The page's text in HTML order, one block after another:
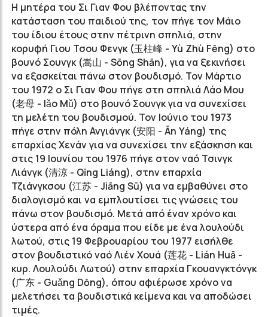
Η μητέρα του Σι Γιαν Φου βλέποντας την
κατάσταση του παιδιού της, τον πήγε τον Μάιο
του ίδιου έτους στην πέτρινη σπηλιά, στην
κορυφή Γιου Τσου Φενγκ (玉柱峰 - Yù Zhù Fēng) στο
βουνό Σουνγκ (嵩山 - Sōng Shān), για να ξεκινήσει
να εξασκείται πάνω στον βουδισμό. Τον Μάρτιο
του 1972 ο Σι Γιαν Φου πήγε στη σπηλιά Λάο Mου
(老母 - lǎo Μǔ) στο βουνό Σουνγκ για να συνεχίσει
τη μελέτη του βουδισμού. Τον Ιούνιο του 1973
πήγε στην πόλη Ανγιάνγκ (安阳 - Ān Yáng) της
επαρχίας Χενάν για να συνεχίσει την εξάσκηση και
στις 19 Ιουνίου του 1976 πήγε στον ναό Τσινγκ
Λιάνγκ (清涼 - Qīng Liáng), στην επαρχία
Τζιάνγκσου (江苏 - Jiāng Sū) για να εμβαθύνει στο
διαλογισμό και να εμπλουτίσει τις γνώσεις του
πάνω στον βουδισμό. Μετά από έναν χρόνο και
ύστερα από ένα όραμα που είδε με ένα λουλούδι
λωτού, στις 19 Φεβρουαρίου του 1977 εισήλθε
στον βουδιστικό ναό Λιέν Χουά (莲花 - Lián Huā -
κυρ. Λουλούδι Λωτού) στην επαρχία Γκουανγκτόνγκ
(广东 - Guǎng Dōng), όπου αφιέρωσε χρόνο να
μελετήσει τα βουδιστικά κείμενα και να αποδώσει
τιμές.